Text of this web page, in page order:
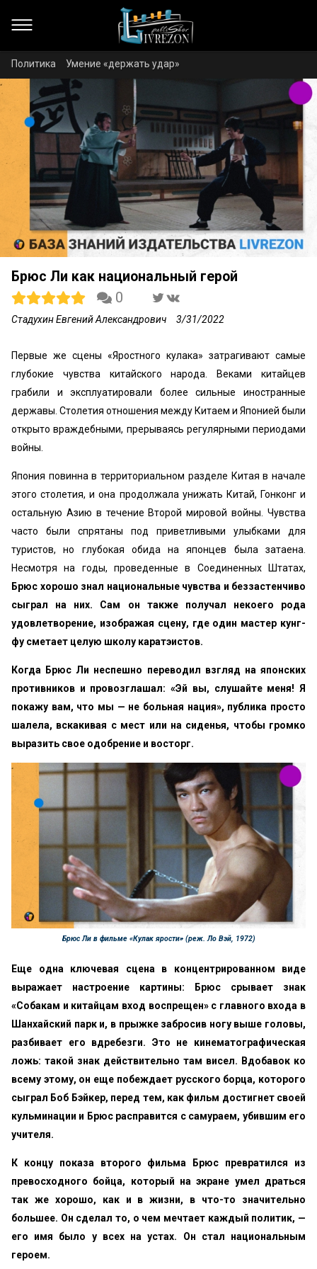
Политика Умение «держать удар»
Брюс Ли как национальный герой
0
Стадухин Евгений Александрович 3/31/2022
Первые же сцены «Яростного кулака» затрагивают самые
глубокие чувства китайского народа. Веками китайцев
грабили и эксплуатировали более сильные иностранные
державы. Столетия отношения между Китаем и Японией были
открыто враждебными, прерываясь регулярными периодами
войны.
Япония повинна в территориальном разделе Китая в начале
этого столетия, и она продолжала унижать Китай, Гонконг и
остальную Азию в течение Второй мировой войны. Чувства
часто были спрятаны под приветливыми улыбками для
туристов, но глубокая обида на японцев была затаена.
Несмотря на годы, проведенные в Соединенных Штатах,
Брюс хорошо знал национальные чувства и беззастенчиво
сыграл на них. Сам он также получал некоего рода
удовлетворение, изображая сцену, где один мастер кунг-
фу сметает целую школу каратэистов.
Когда Брюс Ли неспешно переводил взгляд на японских
противников и провозглашал: «Эй вы, слушайте меня! Я
покажу вам, что мы — не больная нация», публика просто
шалела, вскакивая с мест или на сиденья, чтобы громко
выразить свое одобрение и восторг.
Брюс Ли в фильме «Кулак ярости» (реж. Ло Вэй, 1972)
Еще одна ключевая сцена в концентрированном виде
выражает настроение картины: Брюс срывает знак
«Собакам и китайцам вход воспрещен» с главного входа в
Шанхайский парк и, в прыжке забросив ногу выше головы,
разбивает его вдребезги. Это не кинематографическая
ложь: такой знак действительно там висел. Вдобавок ко
всему этому, он еще побеждает русского борца, которого
сыграл Боб Бэйкер, перед тем, как фильм достигнет своей
кульминации и Брюс расправится с самураем, убившим его
учителя.
К концу показа второго фильма Брюс превратился из
превосходного бойца, который на экране умел драться
так же хорошо, как и в жизни, в что-то значительно
большее. Он сделал то, о чем мечтает каждый политик, —
его имя было у всех на устах. Он стал национальным
героем.